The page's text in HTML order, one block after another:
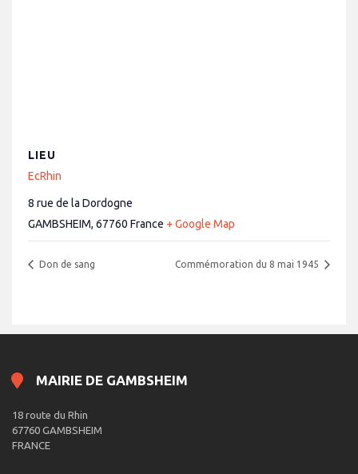
LIEU
EcRhin
8 rue de la Dordogne
GAMBSHEIM, 67760 France + Google Map
Don de sang Commémoration du 8 mai 1945
MAIRIE DE GAMBSHEIM
18 route du Rhin
67760 GAMBSHEIM
FRANCE